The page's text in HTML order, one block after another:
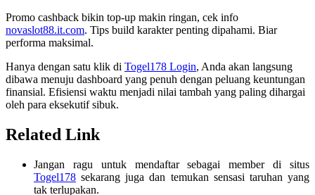
Promo cashback bikin top-up makin ringan, cek info
novaslot88.it.com. Tips build karakter penting dipahami. Biar
performa maksimal.
Hanya dengan satu klik di Togel178 Login, Anda akan langsung
dibawa menuju dashboard yang penuh dengan peluang keuntungan
finansial. Efisiensi waktu menjadi nilai tambah yang paling dihargai
oleh para eksekutif sibuk.
Related Link
Jangan ragu untuk mendaftar sebagai member di situs
Togel178 sekarang juga dan temukan sensasi taruhan yang
tak terlupakan.